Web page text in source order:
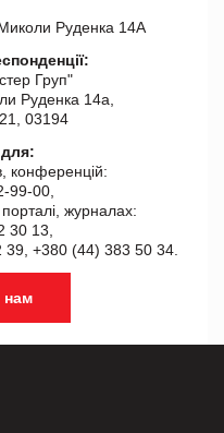
Руденка 14А
Груп"
Руденка 14а,
03194
конференцій:
99-00,
журналах:
30 13,
39, +380 (44) 383 50 34.
нам